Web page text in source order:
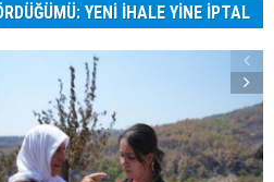
YENİ İHALE YİNE İPTAL